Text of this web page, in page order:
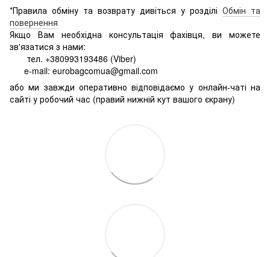
*Правила обміну та возврату дивіться у розділі Обмін та
повернення
Якщо Вам необхідна консультація фахівця, ви можете
зв'язатися з нами:
тел. +380993193486 (Viber)
e-mail: eurobagcomua@gmail.com
або ми завжди оперативно відповідаємо у онлайн-чаті на
сайті у робочий час (правий нижній кут вашого єкрану)